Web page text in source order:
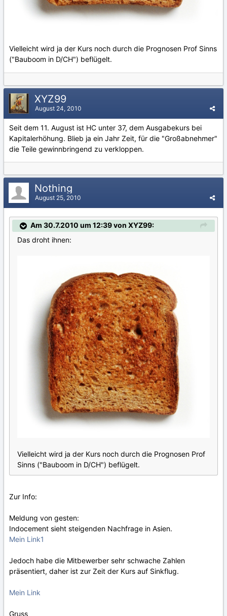
Vielleicht wird ja der Kurs noch durch die Prognosen Prof Sinns
("Bauboom in D/CH") beflügelt.
XYZ99
August 24, 2010
Seit dem 11. August ist HC unter 37, dem Ausgabekurs bei
Kapitalerhöhung. Blieb ja ein Jahr Zeit, für die "Großabnehmer"
die Teile gewinnbringend zu verkloppen.
Nothing
August 25, 2010
Am 30.7.2010 um 12:39 von XYZ99:
Das droht ihnen:
Vielleicht wird ja der Kurs noch durch die Prognosen Prof
Sinns ("Bauboom in D/CH") beflügelt.
Zur Info:
Meldung von gesten:
Indocement sieht steigenden Nachfrage in Asien.
Mein Link1
Jedoch habe die Mitbewerber sehr schwache Zahlen
präsentiert, daher ist zur Zeit der Kurs auf Sinkflug.
Mein Link
Gruss